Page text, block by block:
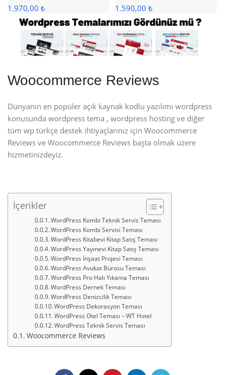
1.970,00 ₺ 1.590,00 ₺
Woocommerce Reviews
Dünyanın en popüler açık kaynak kodlu yazılımı wordpress
konusunda wordpress tema , wordpress hosting ve diğer
tüm wp türkçe destek ihtiyaçlarınız için Woocommerce
Reviews ve Woocommerce Reviews başta olmak üzere
hizmetinizdeyiz.
İçerikler
WordPress Kombi Teknik Servis Teması
WordPress Kombi Servisi Teması
WordPress Kitabevi Kitap Satış Teması
WordPress Yayınevi Kitap Satış Teması
WordPress İnşaat Projesi Teması
WordPress Avukat Bürosu Teması
WordPress Pro Halı Yıkama Teması
WordPress Dernek Teması
WordPress Denizcilik Teması
WordPress Dekorasyon Teması
WordPress Otel Teması – WT Hotel
WordPress Teknik Servis Teması
Woocommerce Reviews